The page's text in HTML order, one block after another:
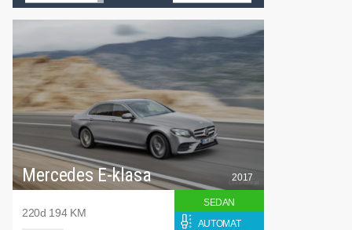
Mercedes E-klasa
220d 194 KM
2017
SEDAN
AUTOMAT